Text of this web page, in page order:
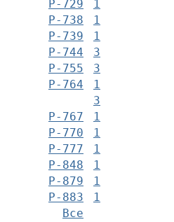
Р-729
1
Р-738
1
Р-739
1
Р-744
3
Р-755
3
Р-764
1
3
Р-767
1
Р-770
1
Р-777
1
Р-848
1
Р-879
1
Р-883
1
Все